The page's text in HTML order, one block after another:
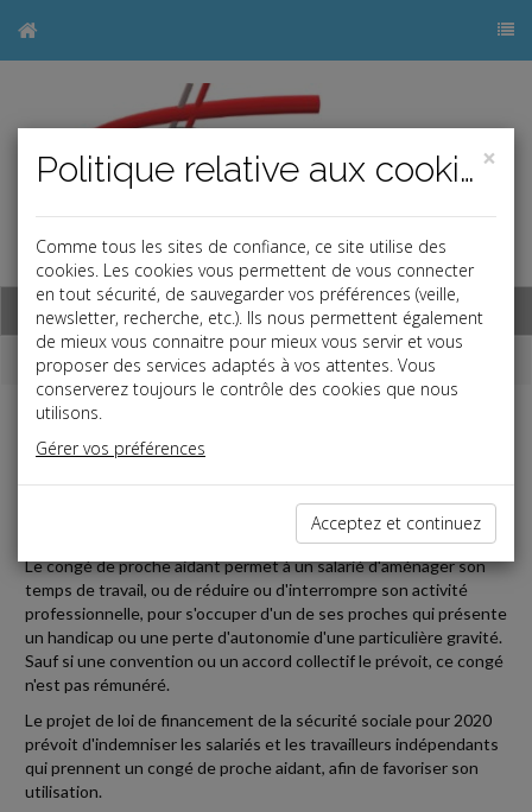
Base documentaire
Dépêches
Social, Paye
INDEMNISATION DU CONGÉ DE PROCHE AIDANT
Le congé de proche aidant permet à un salarié d'aménager son
temps de travail, ou de réduire ou d'interrompre son activité
professionnelle, pour s'occuper d'un de ses proches qui présente
un handicap ou une perte d'autonomie d'une particulière gravité.
Sauf si une convention ou un accord collectif le prévoit, ce congé
n'est pas rémunéré.
Le projet de loi de financement de la sécurité sociale pour 2020
prévoit d'indemniser les salariés et les travailleurs indépendants
qui prennent un congé de proche aidant, afin de favoriser son
utilisation.
×
Politique relative aux cookies
Comme tous les sites de confiance, ce site utilise des
cookies. Les cookies vous permettent de vous connecter
en tout sécurité, de sauvegarder vos préférences (veille,
newsletter, recherche, etc.). Ils nous permettent également
de mieux vous connaitre pour mieux vous servir et vous
proposer des services adaptés à vos attentes. Vous
conserverez toujours le contrôle des cookies que nous
utilisons.
Gérer vos préférences
Acceptez et continuez